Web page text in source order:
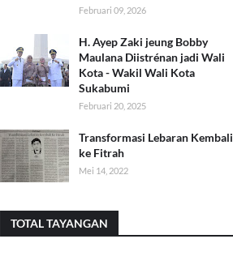
Februari 09, 2026
H. Ayep Zaki jeung Bobby
Maulana Diistrénan jadi Wali
Kota - Wakil Wali Kota
Sukabumi
Februari 20, 2025
Transformasi Lebaran Kembali
ke Fitrah
Mei 14, 2022
TOTAL TAYANGAN